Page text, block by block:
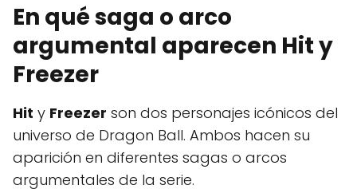
En qué saga o arco
argumental aparecen Hit y
Freezer
Hit y Freezer son dos personajes icónicos del
universo de Dragon Ball. Ambos hacen su
aparición en diferentes sagas o arcos
argumentales de la serie.